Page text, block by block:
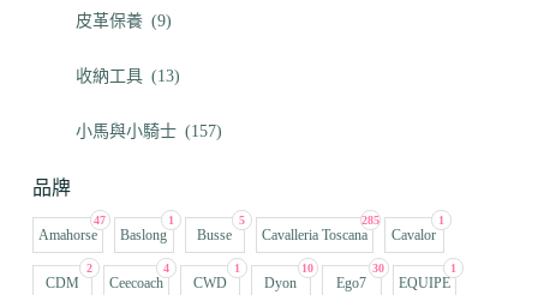
皮革保養 (9)
收納工具 (13)
小馬與小騎士 (157)
品牌
47
Amahorse
1
Baslong
5
Busse
285
Cavalleria Toscana
1
Cavalor
2
CDM
4
Ceecoach
1
CWD
10
Dyon
30
Ego7
1
EQUIPE